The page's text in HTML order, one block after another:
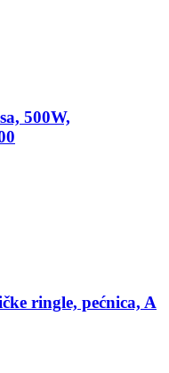
500W,
ringle, pećnica, A